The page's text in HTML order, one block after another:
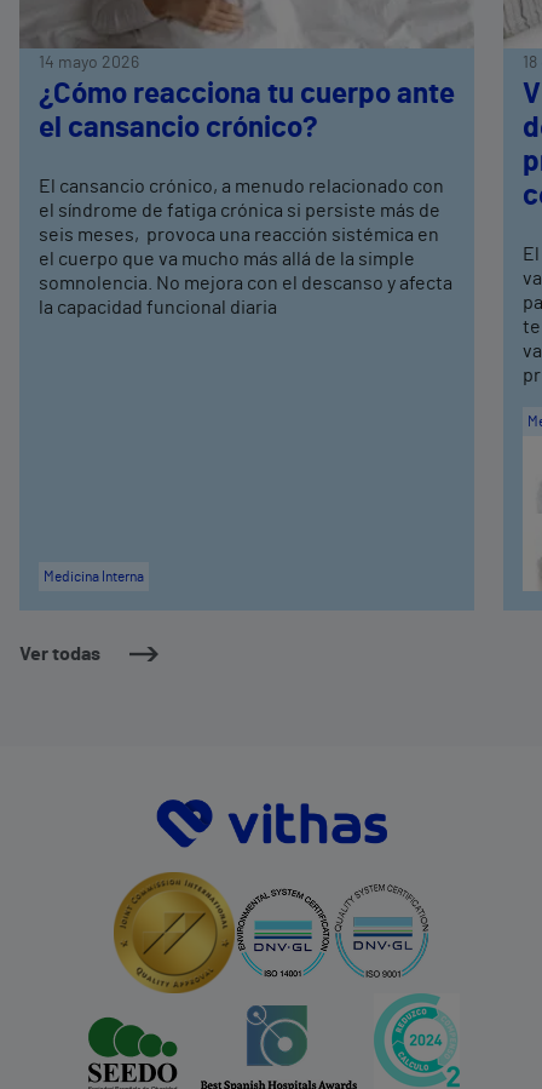
Ver todas
14 mayo 2026
¿Cómo reacciona tu cuerpo ante
el cansancio crónico?
El cansancio crónico, a menudo relacionado con
el síndrome de fatiga crónica si persiste más de
seis meses, provoca una reacción sistémica en
el cuerpo que va mucho más allá de la simple
somnolencia. No mejora con el descanso y afecta
la capacidad funcional diaria
Medicina Interna